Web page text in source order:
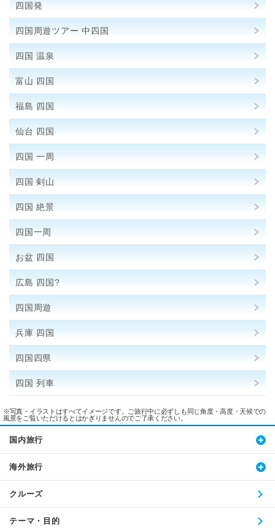
四国発
四国周遊ツアー 中四国
四国 温泉
富山 四国
福島 四国
仙台 四国
四国 一周
四国 剣山
四国 絶景
四国一周
お盆 四国
広島 四国?
四国周遊
兵庫 四国
四国四県
四国 列車
※写真・イラストはすべてイメージです。ご旅行中に必ずしも同じ角度・高度・天候での
風景をご覧いただけるとはかぎりませんのでご了承ください。
国内旅行
海外旅行
クルーズ
テーマ・目的